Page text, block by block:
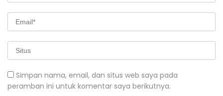
Simpan nama, email, dan situs web saya pada
peramban ini untuk komentar saya berikutnya.